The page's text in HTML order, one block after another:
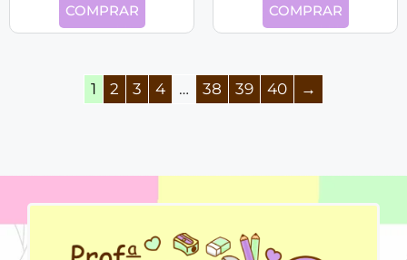
COMPRAR COMPRAR
1 2 3 4 … 38 39 40 →